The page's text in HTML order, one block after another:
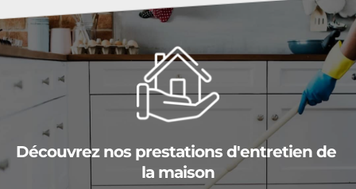
Découvrez nos prestations d'entretien de
la maison